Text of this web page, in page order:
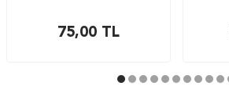
75,00TL